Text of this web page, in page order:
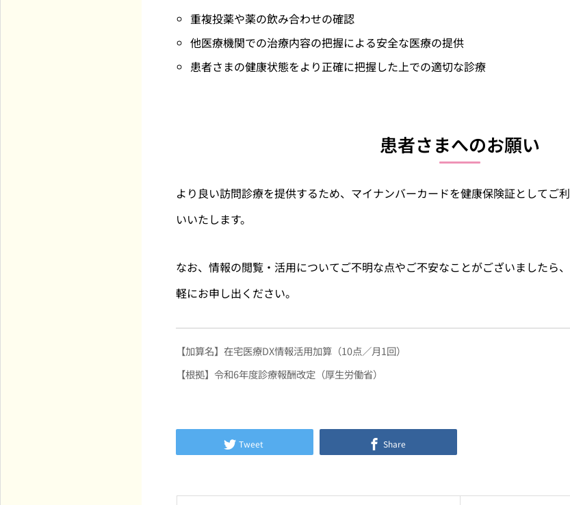
重複投薬や薬の飲み合わせの確認
他医療機関での治療内容の把握による安全な医療の提供
患者さまの健康状態をより正確に把握した上での適切な診療
患者さまへのお願い
より良い訪問診療を提供するため、マイナンバーカードを健康保険証としてご
いいたします。
なお、情報の閲覧・活用についてご不明な点やご不安なことがございましたら
軽にお申し出ください。
【加算名】在宅医療DX情報活用加算（10点／月1回）
【根拠】令和6年度診療報酬改定（厚生労働省）
Tweet Share